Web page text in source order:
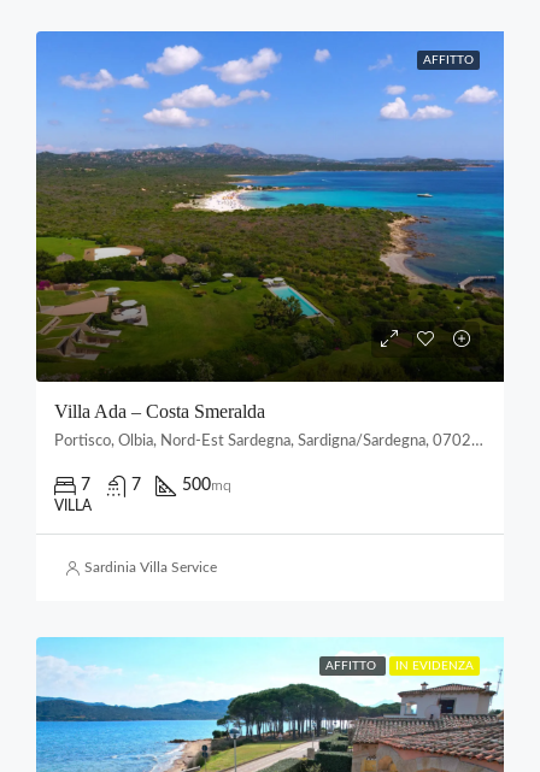
AFFITTO
Villa Ada – Costa Smeralda
Portisco, Olbia, Nord-Est Sardegna, Sardigna/Sardegna, 07026, Italia
7 7 500mq
VILLA
Sardinia Villa Service
AFFITTO IN EVIDENZA